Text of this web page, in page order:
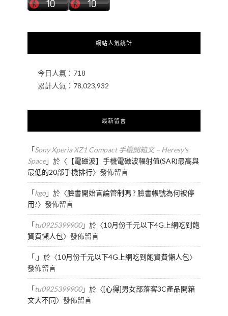
網站人氣統計
今日人氣： 718
累計人氣： 78,023,932
最新留言
「Sony Xperia XZ1 Compact 手機開箱文 – Heresy's
Space」於〈 【電磁波】手機電磁波輻射值(SAR)最高與
最低的20部手機排行〉發佈留言
「kgo」於〈臉書開始言論管制嗎 ? 臉書帳號為何被停
用?〉發佈留言
「tu0925399900」於〈10月份千元以下4G上網吃到飽
資費懶人包〉發佈留言
「.」於〈10月份千元以下4G上網吃到飽資費懶人包〉
發佈留言
「tu0925399900」於〈[心得]男女部落客3C產品開箱
文大不同〉發佈留言